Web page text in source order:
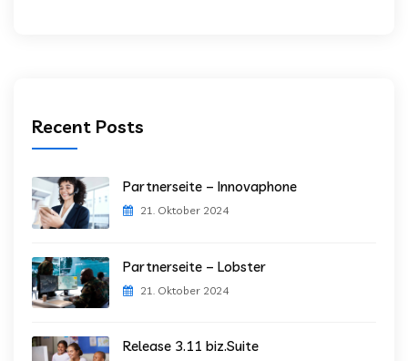
Recent Posts
Partnerseite – Innovaphone
21. Oktober 2024
Partnerseite – Lobster
21. Oktober 2024
Release 3.11 biz.Suite